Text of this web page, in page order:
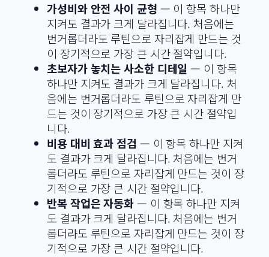
가성비와 안전 사이 균형 — 이 항목 하나만
지켜도 결과가 크게 달라집니다. 처음에는
번거롭더라도 루틴으로 자리잡게 만드는 것
이 장기적으로 가장 큰 시간 절약입니다.
초보자가 놓치는 사소한 디테일 — 이 항목
하나만 지켜도 결과가 크게 달라집니다. 처
음에는 번거롭더라도 루틴으로 자리잡게 만
드는 것이 장기적으로 가장 큰 시간 절약입
니다.
비용 대비 효과 점검 — 이 항목 하나만 지켜
도 결과가 크게 달라집니다. 처음에는 번거
롭더라도 루틴으로 자리잡게 만드는 것이 장
기적으로 가장 큰 시간 절약입니다.
반복 작업은 자동화 — 이 항목 하나만 지켜
도 결과가 크게 달라집니다. 처음에는 번거
롭더라도 루틴으로 자리잡게 만드는 것이 장
기적으로 가장 큰 시간 절약입니다.